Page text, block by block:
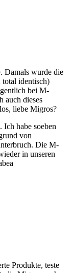
Damals wurde die
identisch)
bei M-
auch dieses
liebe Migros?
habe soeben
von
Die M-
in unseren
Produkte, teste